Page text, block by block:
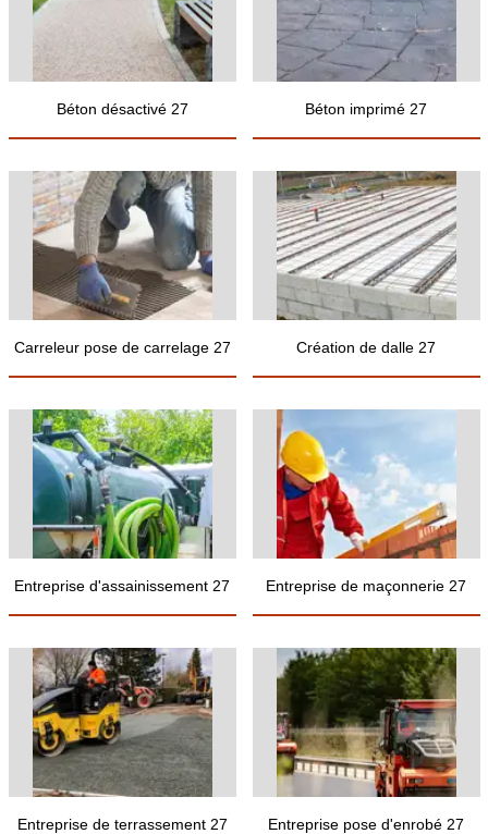
Béton désactivé 27 Béton imprimé 27
Carreleur pose de carrelage 27 Création de dalle 27
Entreprise d'assainissement 27 Entreprise de maçonnerie 27
Entreprise de terrassement 27 Entreprise pose d'enrobé 27